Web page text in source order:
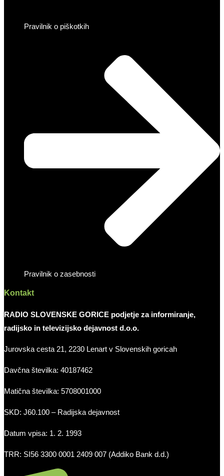
Pravilnik o piškotkih
Pravilnik o zasebnosti
Kontakt
RADIO SLOVENSKE GORICE podjetje za informiranje,
radijsko in televizijsko dejavnost d.o.o.
Jurovska cesta 21, 2230 Lenart v Slovenskih goricah
Davčna številka: 40187462
Matična številka: 5708001000
SKD: J60.100 – Radijska dejavnost
Datum vpisa: 1. 2. 1993
TRR: SI56 3300 0001 2409 007 (Addiko Bank d.d.)